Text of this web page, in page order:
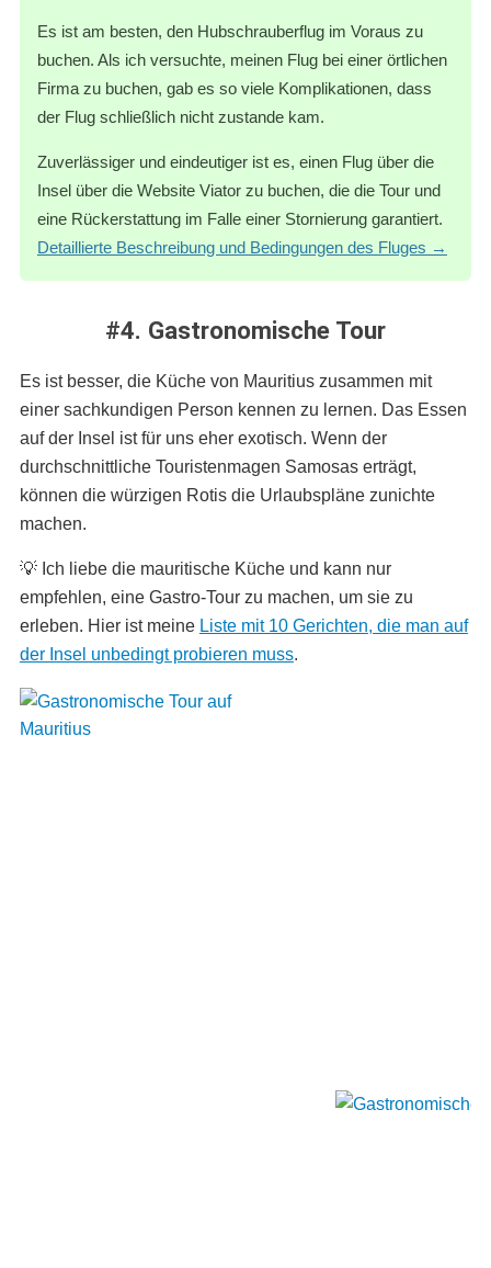
Es ist am besten, den Hubschrauberflug im Voraus zu
buchen. Als ich versuchte, meinen Flug bei einer örtlichen
Firma zu buchen, gab es so viele Komplikationen, dass
der Flug schließlich nicht zustande kam.
Zuverlässiger und eindeutiger ist es, einen Flug über die
Insel über die Website Viator zu buchen, die die Tour und
eine Rückerstattung im Falle einer Stornierung garantiert.
Detaillierte Beschreibung und Bedingungen des Fluges →
#4. Gastronomische Tour
Es ist besser, die Küche von Mauritius zusammen mit
einer sachkundigen Person kennen zu lernen. Das Essen
auf der Insel ist für uns eher exotisch. Wenn der
durchschnittliche Touristenmagen Samosas erträgt,
können die würzigen Rotis die Urlaubspläne zunichte
machen.
💡 Ich liebe die mauritische Küche und kann nur
empfehlen, eine Gastro-Tour zu machen, um sie zu
erleben. Hier ist meine Liste mit 10 Gerichten, die man auf
der Insel unbedingt probieren muss.